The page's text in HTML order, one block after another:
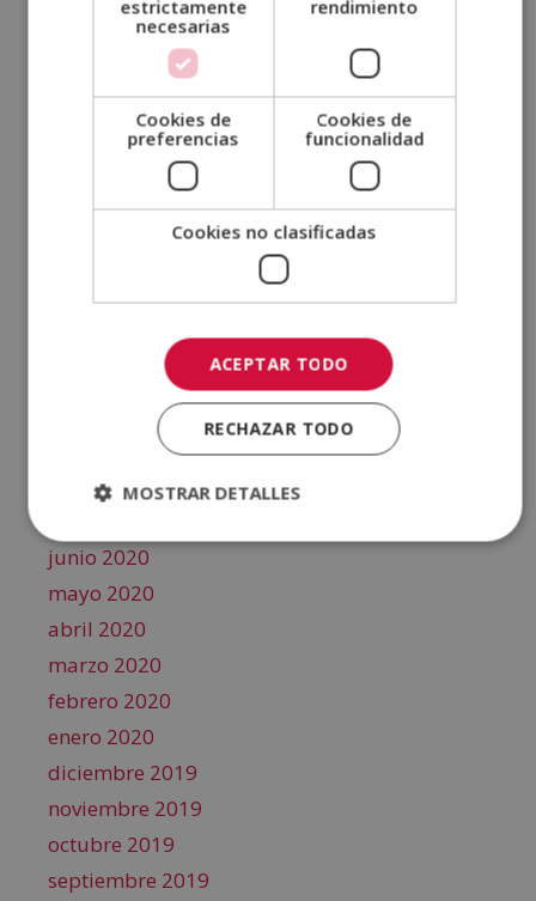
septiembre 2021
julio 2021
junio 2021
enero 2021
diciembre 2020
noviembre 2020
octubre 2020
septiembre 2020
agosto 2020
junio 2020
mayo 2020
abril 2020
marzo 2020
febrero 2020
enero 2020
diciembre 2019
noviembre 2019
octubre 2019
septiembre 2019
estrictamente
necesarias
rendimiento
Cookies de
preferencias
Cookies de
funcionalidad
Cookies no clasificadas
ACEPTAR TODO
RECHAZAR TODO
MOSTRAR DETALLES